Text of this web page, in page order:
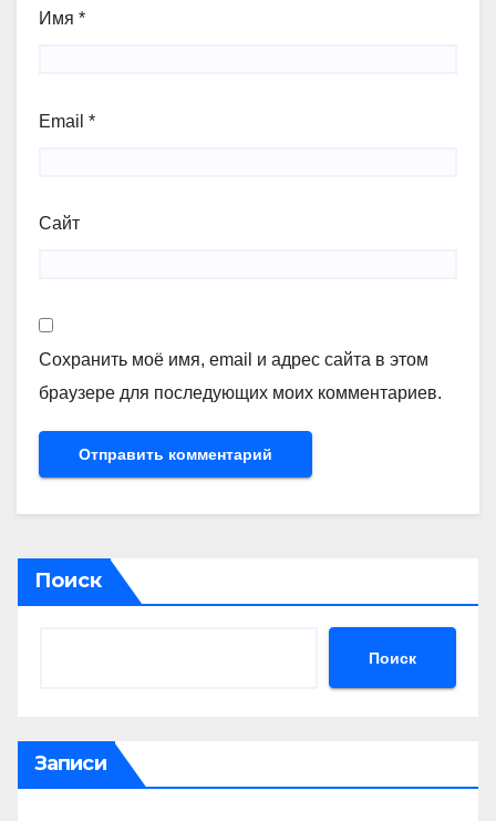
Имя *
Email *
Сайт
Сохранить моё имя, email и адрес сайта в этом
браузере для последующих моих комментариев.
Поиск
Поиск
Записи